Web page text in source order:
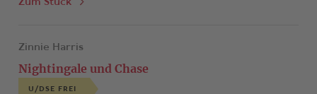
Zinnie Harris
Nightingale und Chase
U/DSE FREI